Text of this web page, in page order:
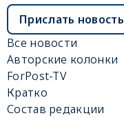
Прислать новость
Все новости
Авторские колонки
ForPost-TV
Кратко
Состав редакции